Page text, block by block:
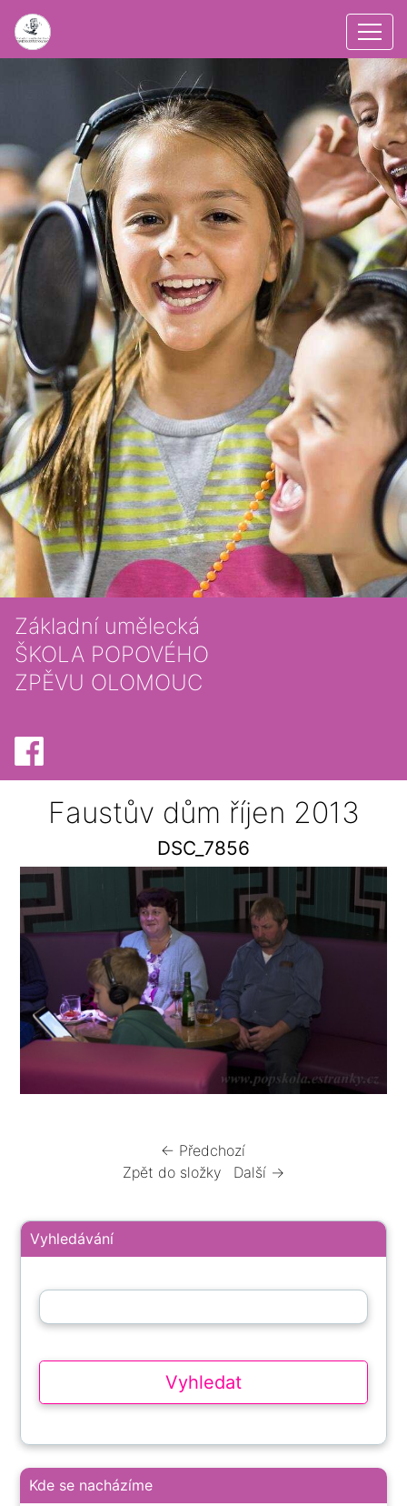
Základní umělecká
ŠKOLA POPOVÉHO
ZPĚVU OLOMOUC
Faustův dům říjen 2013
DSC_7856
← Předchozí
Zpět do složky
Další →
Vyhledávání
Kde se nacházíme